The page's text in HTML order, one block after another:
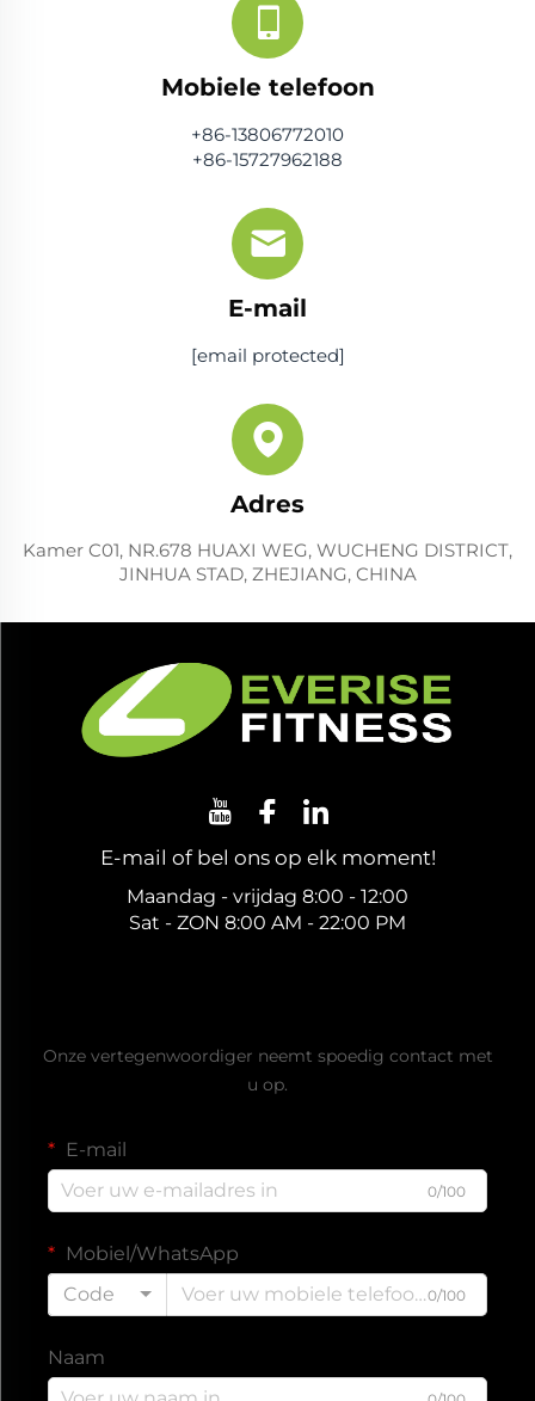
Mobiele telefoon
+86-13806772010
+86-15727962188
E-mail
[email protected]
Adres
Kamer C01, NR.678 HUAXI WEG, WUCHENG DISTRICT,
JINHUA STAD, ZHEJIANG, CHINA
E-mail of bel ons op elk moment!
Maandag - vrijdag 8:00 - 12:00
Sat - ZON 8:00 AM - 22:00 PM
Onze vertegenwoordiger neemt spoedig contact met
u op.
E-mail
0/100
Mobiel/WhatsApp
Code
0/100
Naam